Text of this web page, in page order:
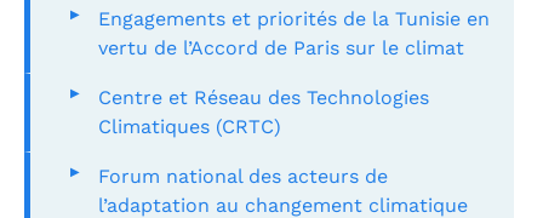
Engagements et priorités de la Tunisie en
vertu de l’Accord de Paris sur le climat
Centre et Réseau des Technologies
Climatiques (CRTC)
Forum national des acteurs de
l’adaptation au changement climatique